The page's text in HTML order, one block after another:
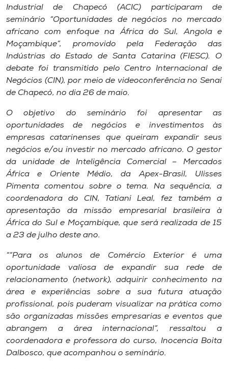
Biblioteca
Editora
Rádio
Unoesc
Store
Selecione
o idioma
A-
Industrial de Chapecó (ACIC) participaram de
seminário “Oportunidades de negócios no mercado
africano com enfoque na África do Sul, Angola e
Moçambique”, promovido pela Federação das
Indústrias do Estado de Santa Catarina (FIESC). O
debate foi transmitido pelo Centro Internacional de
Negócios (CIN), por meio de videoconferência no Senai
de Chapecó, no dia 26 de maio.
O objetivo do seminário foi apresentar as
oportunidades de negócios e investimentos às
empresas catarinenses que queiram expandir seus
negócios e/ou investir no mercado africano. O gestor
da unidade de Inteligência Comercial – Mercados
África e Oriente Médio, da Apex-Brasil, Ulisses
Pimenta comentou sobre o tema. Na sequência, a
coordenadora do CIN, Tatiani Leal, fez também a
apresentação da missão empresarial brasileira à
África do Sul e Moçambique, que será realizada de 15
a 23 de julho deste ano.
““Para os alunos de Comércio Exterior é uma
oportunidade valiosa de expandir sua rede de
relacionamento (network), adquirir conhecimento na
área e experiências sobre a sua futura atuação
profissional, pois puderam visualizar na prática como
são organizadas missões empresarias e eventos que
abrangem a área internacional”, ressaltou a
coordenadora e professora do curso, Inocencia Boita
Dalbosco, que acompanhou o seminário.